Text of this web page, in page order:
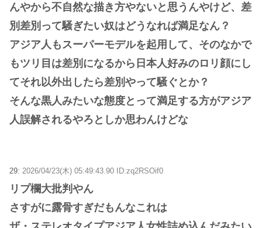
んやから不自然な描き方やないと思うんやけど、差
別差別って騒ぎたい奴はどうなれば満足なん？
アジア人もスーパーモデルを起用して、そのなかで
もツリ目は差別になるから日本人好みのロリ顔にし
てそれ以外出したら差別やって騒ぐとか？
そんな黒人みたいな態度とって満足する方がアジア
人誤解されるやろとしか思わんけどな
29: 2026/04/23(木) 05:49:43.90 ID:zq2RSOif0
リプ欄大批判やん
さすがに露骨すぎだもんなこれは